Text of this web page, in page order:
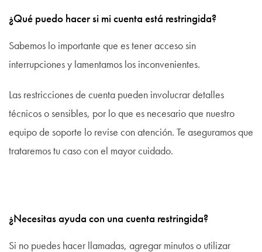
¿Qué puedo hacer si mi cuenta está restringida?
Sabemos lo importante que es tener acceso sin
interrupciones y lamentamos los inconvenientes.
Las restricciones de cuenta pueden involucrar detalles
técnicos o sensibles, por lo que es necesario que nuestro
equipo de soporte lo revise con atención. Te aseguramos que
trataremos tu caso con el mayor cuidado.
¿Necesitas ayuda con una cuenta restringida?
Si no puedes hacer llamadas, agregar minutos o utilizar